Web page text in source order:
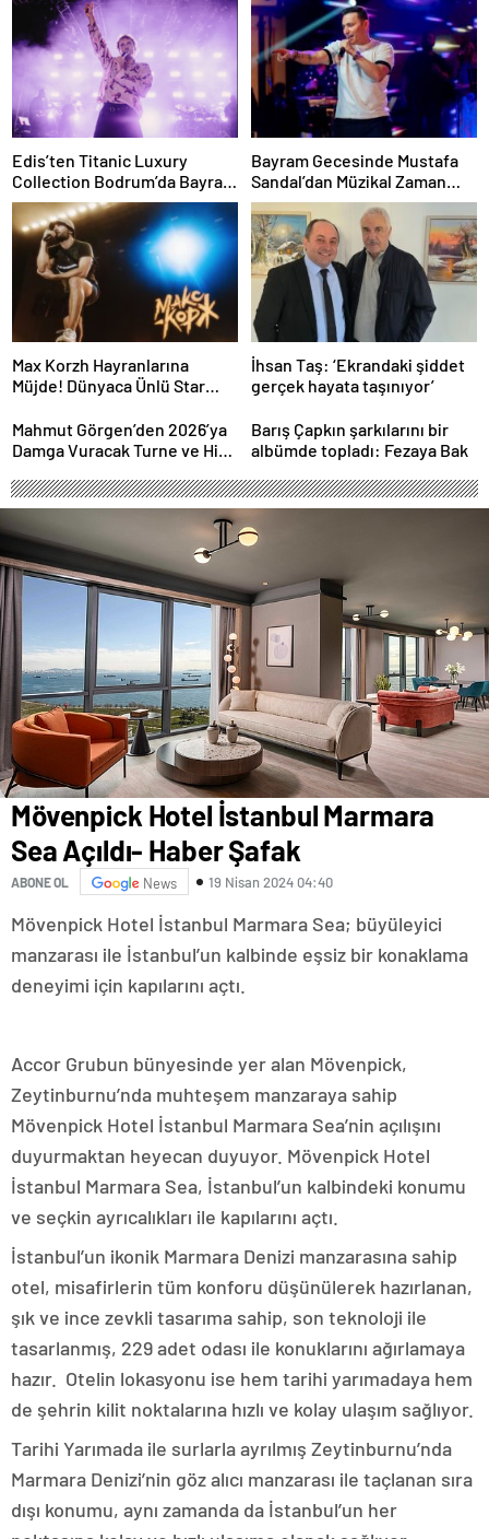
Edis’ten Titanic Luxury
Collection Bodrum’da Bayram
Gecesine Damga Vuran
Performans
Bayram Gecesinde Mustafa
Sandal’dan Müzikal Zaman
Yolculuğu
Max Korzh Hayranlarına
Müjde! Dünyaca Ünlü Star
Performansla Hayranlarıyla
Buluşuyor
İhsan Taş: ‘Ekrandaki şiddet
gerçek hayata taşınıyor’
Mahmut Görgen’den 2026’ya
Damga Vuracak Turne ve Hit
Barış Çapkın şarkılarını bir
albümde topladı: Fezaya Bak
Mövenpick Hotel İstanbul Marmara
Sea Açıldı- Haber Şafak
ABONE OL News 19 Nisan 2024 04:40
Mövenpick Hotel İstanbul Marmara Sea; büyüleyici
manzarası ile İstanbul’un kalbinde eşsiz bir konaklama
deneyimi için kapılarını açtı.
Accor Grubun bünyesinde yer alan Mövenpick,
Zeytinburnu’nda muhteşem manzaraya sahip
Mövenpick Hotel İstanbul Marmara Sea’nin açılışını
duyurmaktan heyecan duyuyor. Mövenpick Hotel
İstanbul Marmara Sea, İstanbul’un kalbindeki konumu
ve seçkin ayrıcalıkları ile kapılarını açtı.
İstanbul’un ikonik Marmara Denizi manzarasına sahip
otel, misafirlerin tüm konforu düşünülerek hazırlanan,
şık ve ince zevkli tasarıma sahip, son teknoloji ile
tasarlanmış, 229 adet odası ile konuklarını ağırlamaya
hazır. Otelin lokasyonu ise hem tarihi yarımadaya hem
de şehrin kilit noktalarına hızlı ve kolay ulaşım sağlıyor.
Tarihi Yarımada ile surlarla ayrılmış Zeytinburnu’nda
Marmara Denizi’nin göz alıcı manzarası ile taçlanan sıra
dışı konumu, aynı zamanda da İstanbul’un her